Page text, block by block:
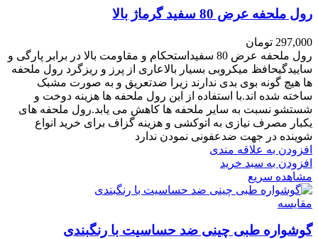
رول ملحفه عرض 80 سفید گرماژ بالا
297,000 تومان
رول ملحفه عرض 80 سفیداستحکام و مقاومت بالا در برابر پارگی و
ساییدگیحافظ میکروبی بسیار بالاعاری از پرز و ریزگرد رول ملحفه
ها هیچ گونه بوی بدی ندارند زیرا ضدتعریق و به صورت مشبک
ساخته شده اند.با استفاده از این رول ملحفه ها هزینه دوخت و
شستشو نسبت به سایر ملحفه ها کاهش می یابد.رول ملحفه های
یکبار مصرف نیازی به اتوکشی و هزینه گزاف برای خرید انواع
شوینده در جهت ضدعفونی نمودن ندارد
افزودن به علاقه مندی
افزودن به سبد خرید
مشاهده سریع
مقایسه
گوشواره طبی چینی ضد حساسیت با رنگبندی